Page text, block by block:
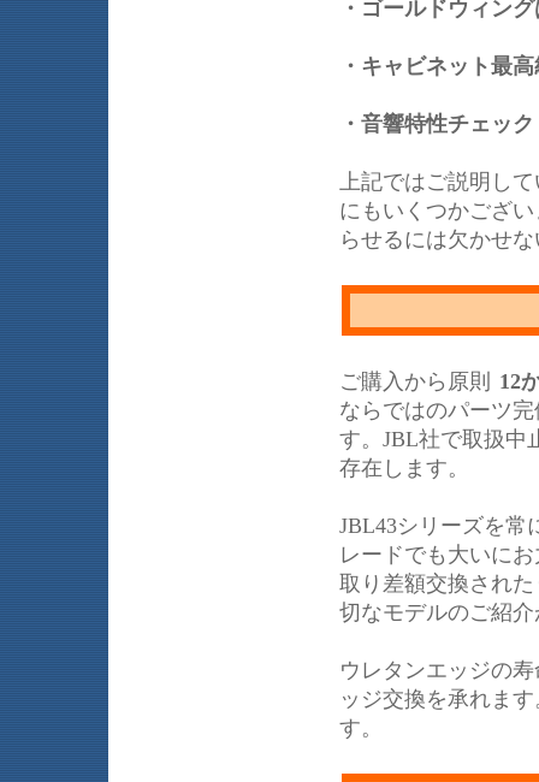
・ゴールドウィン
・キャビネット最
・音響特性チェッ
上記ではご説明し
にもいくつかござ
らせるには欠かせ
ご購入から原則
12
ならではのパーツ
す。JBL社で取扱中
存在します。
JBL43シリーズを常
レードでも大いに
取り差額交換され
切なモデルのご紹
ウレタンエッジの
ッジ交換を承れま
す。